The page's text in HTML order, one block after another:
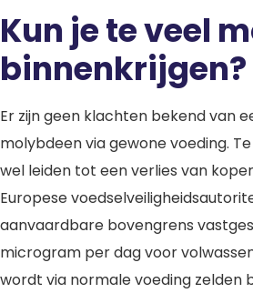
Kun je te veel
binnenkrijgen?
Er zijn geen klachten bekend van
molybdeen via gewone voeding.
wel leiden tot een verlies van
Europese
aanvaardbare bovengrens
microgram per dag voor
wordt via normale voeding zelden